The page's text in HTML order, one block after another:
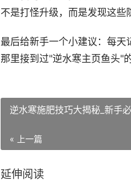
不是打怪升级，而是发现这些
最后给新手一个小建议：每天
那里接到过"逆水寒主页鱼头"
逆水寒施肥技巧大揭秘_新手
« 上一篇
延伸阅读